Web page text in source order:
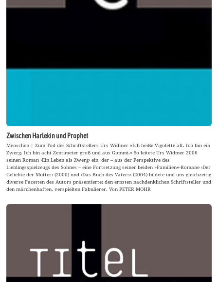
Zwischen Harlekin und Prophet
Menschen | Zum Tod des Schriftstellers Urs Widmer »Ich heiße Vigolette alt. Ich bin ein
Zwerg. Ich bin acht Zentimeter groß und aus Gummi.« So leitete Urs Widmer 2006
seinen Roman ›Ein Leben als Zwerg‹ ein, der – aus der Perspektive des
Lieblingsspielzeugs des Sohnes – eine Fortsetzung seiner beiden »Familien«-Romane ›Der
Geliebte der Mutter‹ (2000) und ›Das Buch des Vaters‹ (2004) bildete und uns gleichzeitig
diverse Facetten des Autors präsentierte: den ernsten nachdenklichen Schriftsteller und
den märchenhaften, verspielten Fabulierer. Von PETER MOHR